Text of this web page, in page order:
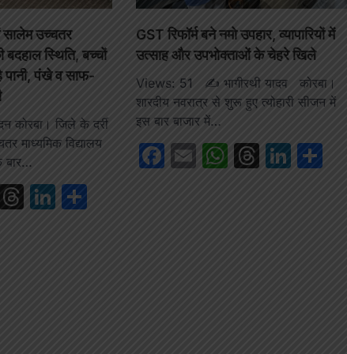
सालेम उच्चतर
बदहाल स्थिति, बच्चों
पानी, पंखे व साफ-
जिले के दर्री
माध्यमिक विद्यालय
बार…
Threads
LinkedIn
Share
GST रिफॉर्म बने नमो उपहार, व्यापारियों में
उत्साह और उपभोक्ताओं के चेहरे खिले
Views: 51 ✍️ भागीरथी यादव कोरबा।
शारदीय नवरात्र से शुरू हुए त्योहारी सीजन में
इस बार बाजार में…
Facebook
Email